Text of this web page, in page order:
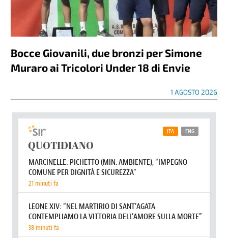
Bocce Giovanili, due bronzi per Simone
Muraro ai Tricolori Under 18 di Envie
1 AGOSTO 2026